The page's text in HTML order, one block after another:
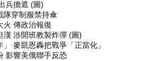
兵擔遮 (圖)
隊穿制服禁持傘
火 傳政治報復
漢 涉開班教製炸彈 (圖)
」 麥凱恩轟把戰爭「正當化」
影響美俄聯手反恐